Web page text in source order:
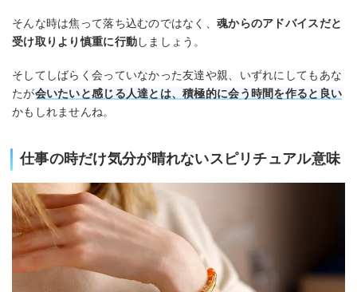
そんな時は焦って落ち込むのではなく、魂からのアドバイスだと
受け取りより慎重に行動しましょう。
そしてしばらく会っていなかった友達や親、いずれにしてもあな
たが会いたいと感じる人達とは、積極的に会う時間を作ると良い
かもしれませんね。
仕事の時だけ気分が晴れないスピリチュアル意味